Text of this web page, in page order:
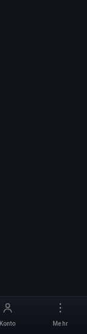
Konto Mehr